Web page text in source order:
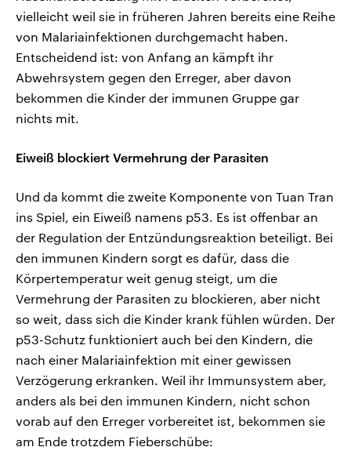
vielleicht weil sie in früheren Jahren bereits eine Reihe
von Malariainfektionen durchgemacht haben.
Entscheidend ist: von Anfang an kämpft ihr
Abwehrsystem gegen den Erreger, aber davon
bekommen die Kinder der immunen Gruppe gar
nichts mit.
Eiweiß blockiert Vermehrung der Parasiten
Und da kommt die zweite Komponente von Tuan Tran
ins Spiel, ein Eiweiß namens p53. Es ist offenbar an
der Regulation der Entzündungsreaktion beteiligt. Bei
den immunen Kindern sorgt es dafür, dass die
Körpertemperatur weit genug steigt, um die
Vermehrung der Parasiten zu blockieren, aber nicht
so weit, dass sich die Kinder krank fühlen würden. Der
p53-Schutz funktioniert auch bei den Kindern, die
nach einer Malariainfektion mit einer gewissen
Verzögerung erkranken. Weil ihr Immunsystem aber,
anders als bei den immunen Kindern, nicht schon
vorab auf den Erreger vorbereitet ist, bekommen sie
am Ende trotzdem Fieberschübe: